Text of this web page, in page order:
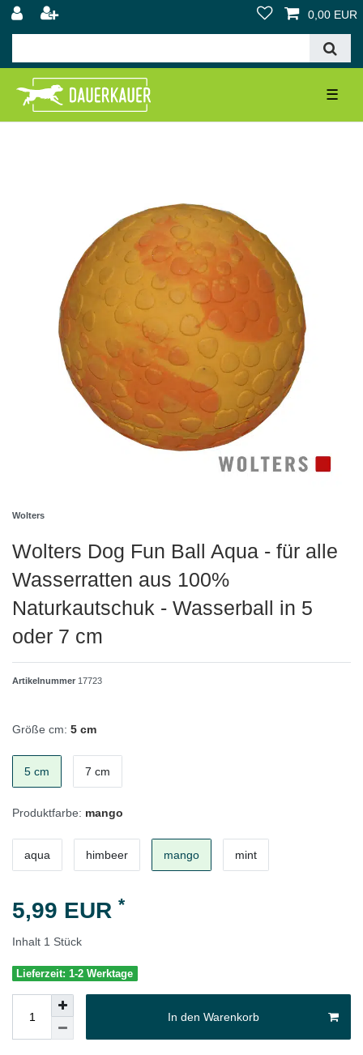
0,00 EUR
☰
Wolters
Wolters Dog Fun Ball Aqua - für alle
Wasserratten aus 100%
Naturkautschuk - Wasserball in 5
oder 7 cm
Artikelnummer 17723
Größe cm: 5 cm
5 cm 7 cm
Produktfarbe: mango
aqua himbeer mango mint
5,99 EUR *
Inhalt 1 Stück
Lieferzeit: 1-2 Werktage
In den Warenkorb